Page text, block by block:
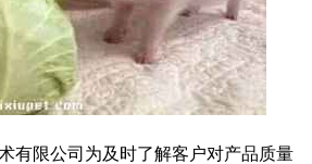
有限公司为及时了解客户对产品质量